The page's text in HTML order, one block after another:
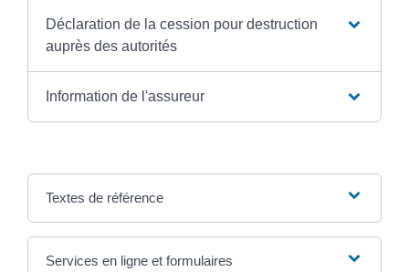
Déclaration de la cession pour destruction
auprès des autorités
Information de l'assureur
Textes de référence
Services en ligne et formulaires